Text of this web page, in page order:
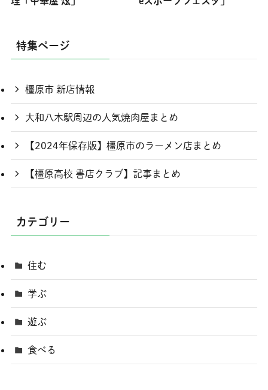
特集ページ
橿原市 新店情報
大和八木駅周辺の人気焼肉屋まとめ
【2024年保存版】橿原市のラーメン店まとめ
【橿原高校 書店クラブ】記事まとめ
カテゴリー
住む
学ぶ
遊ぶ
食べる